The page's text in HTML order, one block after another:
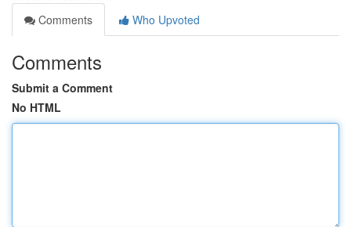
Comments
Who Upvoted
Comments
Submit a Comment
No HTML